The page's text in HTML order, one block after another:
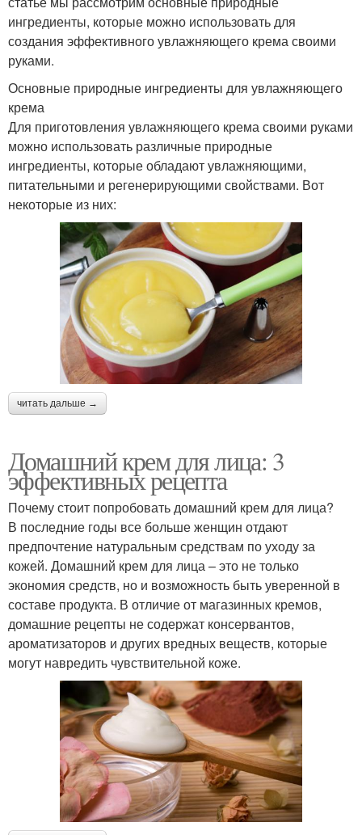
ингредиенты, которые можно использовать для
создания эффективного увлажняющего крема своими
руками.
Основные природные ингредиенты для увлажняющего
крема
Для приготовления увлажняющего крема своими руками
можно использовать различные природные
ингредиенты, которые обладают увлажняющими,
питательными и регенерирующими свойствами. Вот
некоторые из них:
читать дальше →
Домашний крем для лица: 3
эффективных рецепта
Почему стоит попробовать домашний крем для лица?
В последние годы все больше женщин отдают
предпочтение натуральным средствам по уходу за
кожей. Домашний крем для лица – это не только
экономия средств, но и возможность быть уверенной в
составе продукта. В отличие от магазинных кремов,
домашние рецепты не содержат консервантов,
ароматизаторов и других вредных веществ, которые
могут навредить чувствительной коже.